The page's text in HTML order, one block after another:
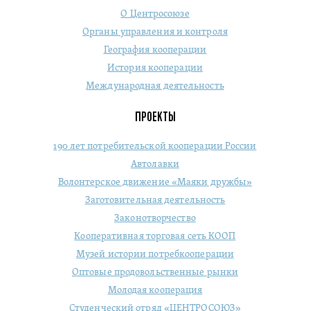
О Центросоюзе
Органы управления и контроля
География кооперации
История кооперации
Международная деятельность
ПРОЕКТЫ
190 лет потребительской кооперации России
Автолавки
Волонтерское движение «Маяки дружбы»
Заготовительная деятельность
Законотворчество
Кооперативная торговая сеть КООП
Музей истории потребкооперации
Оптовые продовольственные рынки
Молодая кооперация
Студенческий отряд «ЦЕНТРОСОЮЗ»